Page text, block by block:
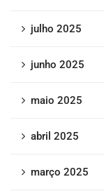
julho 2025
junho 2025
maio 2025
abril 2025
março 2025